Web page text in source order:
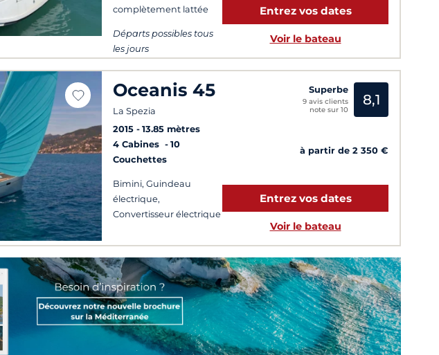
complètement lattée
Départs possibles tous
les jours
Entrez vos dates
Voir le bateau
Oceanis 45
La Spezia
2015
13.85 mètres
4 Cabines
10
Couchettes
Bimini, Guindeau
électrique,
Convertisseur électrique
Superbe
9 avis clients
note sur 10
8,1
à partir de 2 350 €
Entrez vos dates
Voir le bateau